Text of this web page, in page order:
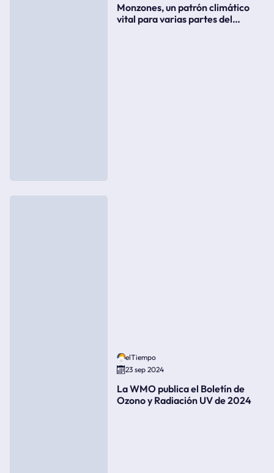
Monzones, un patrón climático
vital para varias partes del
elTiempo
23 sep 2024
La WMO publica el Boletín de
Ozono y Radiación UV de 2024